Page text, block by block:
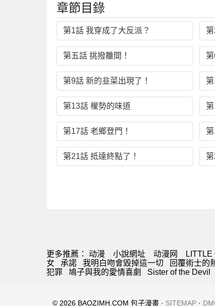
章節目錄
第1話 我穿成了大反派？
第五話 挑撥離間！
第9話 新的韭菜出現了！
第13話 權勢的味道
第17話 老鄉登門！
第21話 抵達終點了！
更多推薦： 动漫 小說網址 动漫网 LITTLE
女
承諾 我明白吻會毀掉這一切 回覆術士的
犯罪
鳩子與我的愛情喜劇 Sister of the Devil
© 2026 BAOZIMH.COM 包子漫畫 · SITEMAP ·